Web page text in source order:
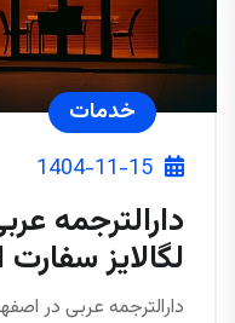
خدمات
1404-11-15
دارالترجمه
لگالایز سفارت
دارالترجمه عربی در